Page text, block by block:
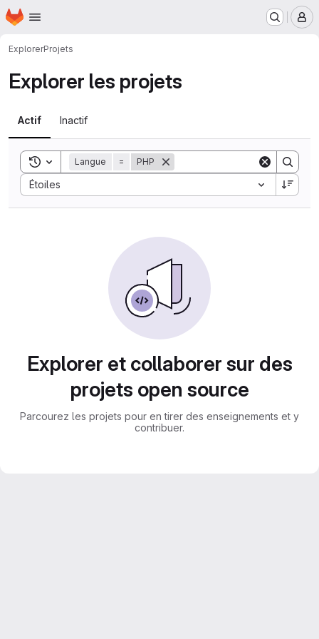
Passer au contenu principal
Page d'accueil
ExplorerProjets
Explorer les projets
Actif Inactif
Toggle search history
Langue = PHP
Étoiles
Sort by:
Explorer et collaborer sur des
projets open source
Parcourez les projets pour en tirer des enseignements et y
contribuer.